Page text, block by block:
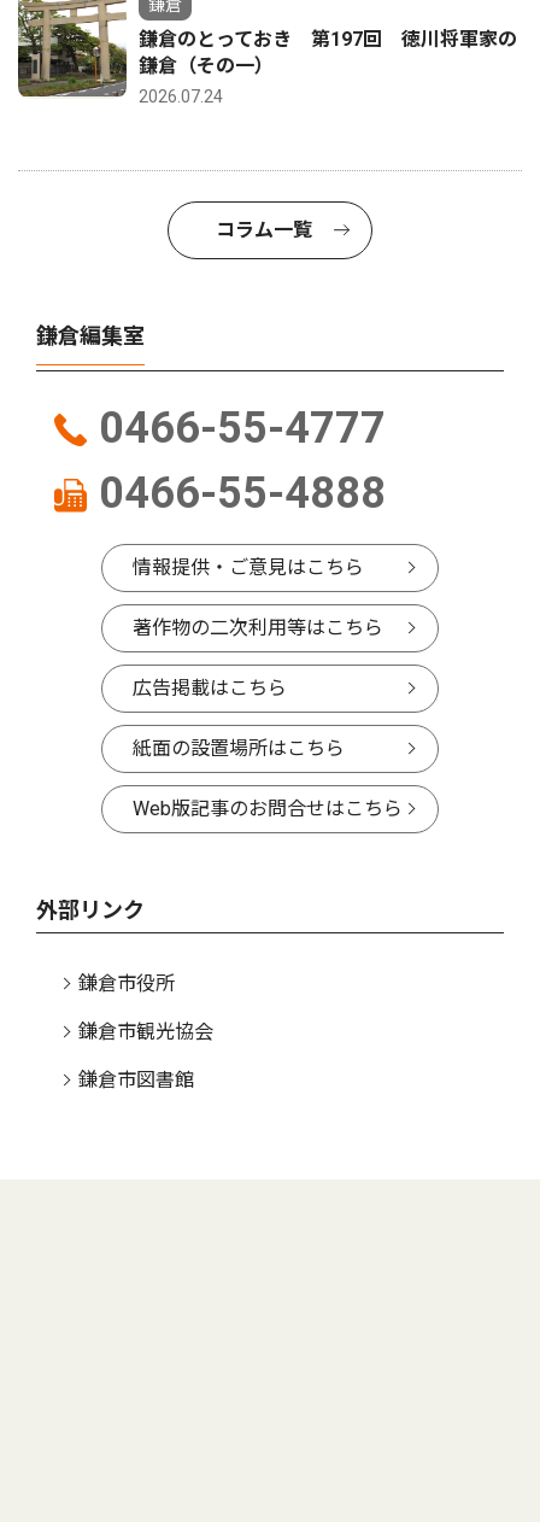
鎌倉
鎌倉のとっておき 第197回 徳川将軍家の
鎌倉（その一）
2026.07.24
コラム一覧
鎌倉編集室
0466-55-4777
0466-55-4888
情報提供・ご意見はこちら
著作物の二次利用等はこちら
広告掲載はこちら
紙面の設置場所はこちら
Web版記事のお問合せはこちら
外部リンク
鎌倉市役所
鎌倉市観光協会
鎌倉市図書館